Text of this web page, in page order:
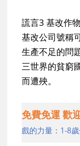
謊言3 基改作
基改公司號稱
生產不足的問
三世界的貧窮
而遭殃。
免費免運 歡
戲的力量：1-8歲